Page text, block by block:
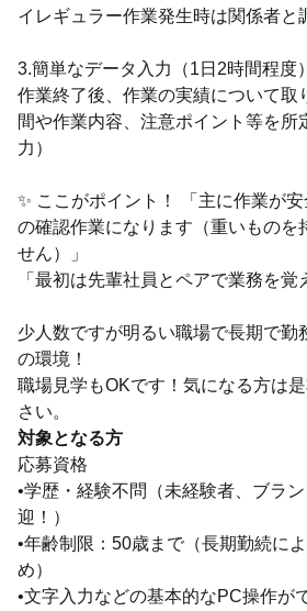
イレギュラー作業発生時は関係者と
3.簡単なデータ入力（1日2時間程度）
作業終了後、作業の実績について取
間や作業内容、注意ポイント等を所
力）
✨ ここがポイント！ 「主に作業が
の確認作業になります（重いものを
せん）」
「最初は先輩社員とペアで業務を覚
少人数ですが明るい職場で長期で勤
の環境！
職場見学もOKです！気になる方は
さい。
対象となる方
応募資格
•学歴・経験不問（未経験者、ブラ
迎！）
•年齢制限：50歳まで（長期勤続に
め）
•文字入力などの基本的なPC操作が